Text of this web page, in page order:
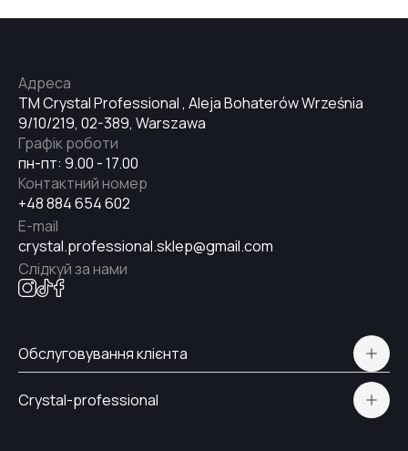
TM Crystal Professional , Aleja Bohaterów Września
9/10/219, 02-389, Warszawa
Адреса
пн-пт: 9.00 - 17.00
Графік роботи
+48 884 654 602
Контактний номер
crystal.professional.sklep@gmail.com
E-mail
Слідкуй за нами
Обслуговування клієнта
Доставка і Оплата
Crystal-professional